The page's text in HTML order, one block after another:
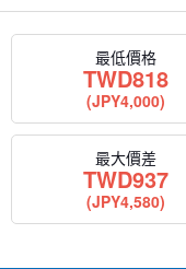
最低價格
TWD818
(JPY4,000)
最大價差
TWD937
(JPY4,580)